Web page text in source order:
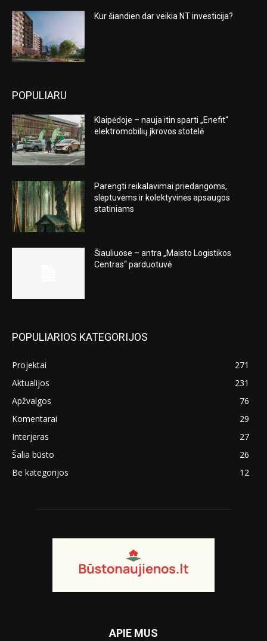
Kur šiandien dar veikia NT investicija?
POPULIARU
Klaipėdoje – nauja itin sparti „Enefit“
elektromobilių įkrovos stotelė
Parengti reikalavimai priedangoms,
slėptuvėms ir kolektyvinės apsaugos
statiniams
Šiauliuose – antra „Maisto Logistikos
Centras“ parduotuvė
POPULIARIOS KATEGORIJOS
Projektai
271
Aktualijos
231
Apžvalgos
76
Komentarai
29
Interjeras
27
Šalia būsto
26
Be kategorijos
12
APIE MUS